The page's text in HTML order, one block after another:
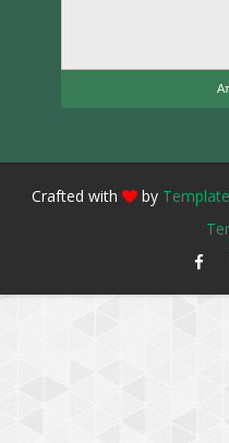
Crafted with by